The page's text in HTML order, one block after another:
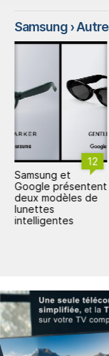
Samsung›
12
Samsung et
Google présentent
deux modèles de
lunettes
intelligentes